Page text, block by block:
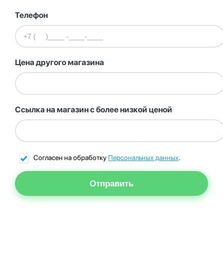
Телефон
Цена другого магазина
Ссылка на магазин с более низкой ценой
Согласен на обработку Персональных данных.
Отправить